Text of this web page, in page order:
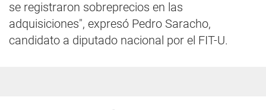
se registraron sobreprecios en las
adquisiciones", expresó Pedro Saracho,
candidato a diputado nacional por el FIT-U.